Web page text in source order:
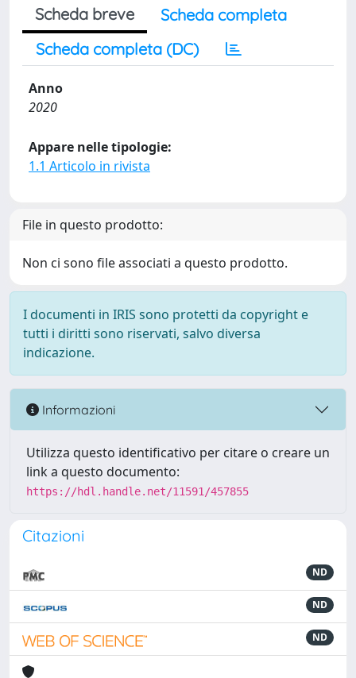
Scheda breve
Scheda completa
Scheda completa (DC)
Anno
2020
Appare nelle tipologie:
1.1 Articolo in rivista
File in questo prodotto:
Non ci sono file associati a questo prodotto.
I documenti in IRIS sono protetti da copyright e
tutti i diritti sono riservati, salvo diversa
indicazione.
Informazioni
Utilizza questo identificativo per citare o creare un
link a questo documento:
https://hdl.handle.net/11591/457855
Citazioni
ND
ND
ND